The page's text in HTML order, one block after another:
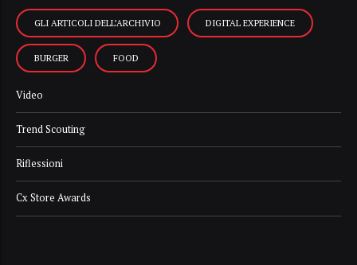
GLI ARTICOLI DELL’ARCHIVIO DIGITAL EXPERIENCE
BURGER FOOD
Video
Trend Scouting
Riflessioni
Cx Store Awards